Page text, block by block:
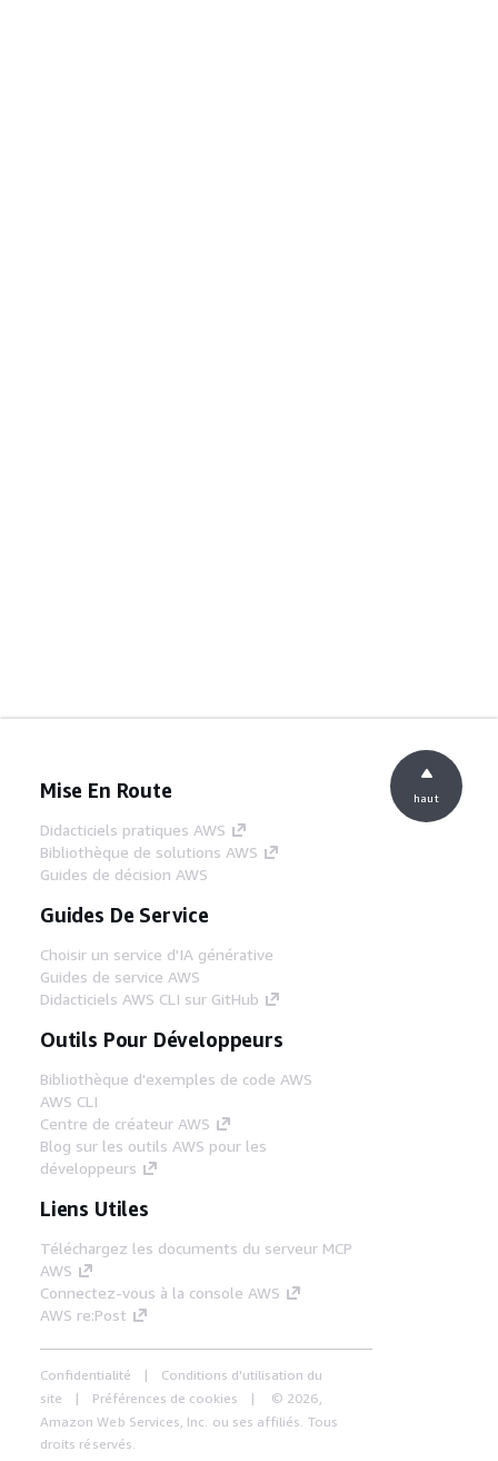
Mise En Route
Didacticiels pratiques AWS
Bibliothèque de solutions AWS
Guides de décision AWS
Guides De Service
Choisir un service d'IA générative
Guides de service AWS
Didacticiels AWS CLI sur GitHub
Outils Pour Développeurs
Bibliothèque d'exemples de code AWS
AWS CLI
Centre de créateur AWS
Blog sur les outils AWS pour les
développeurs
Liens Utiles
Téléchargez les documents du serveur MCP
AWS
Connectez-vous à la console AWS
AWS re:Post
Confidentialité
Conditions d'utilisation du
site
Préférences de cookies
© 2026,
Amazon Web Services, Inc. ou ses affiliés. Tous
droits réservés.
haut